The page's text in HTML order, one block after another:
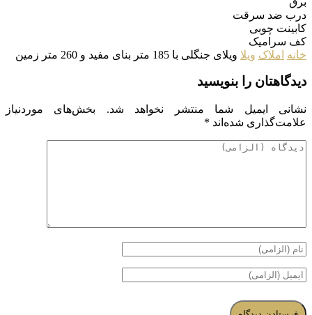
درب ضد سرقت
کابینت چوبی
کف سرامیک
خانه املاک ویلا ویلای جنگلی با 185 متر بنای مفید و 260 متر زمین
دیدگاهتان را بنویسید
نشانی ایمیل شما منتشر نخواهد شد.
بخش‌های موردنیاز
علامت‌گذاری شده‌اند *